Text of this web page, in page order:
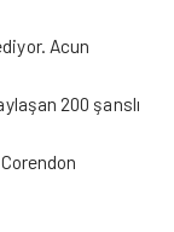
Acun
200 şanslı